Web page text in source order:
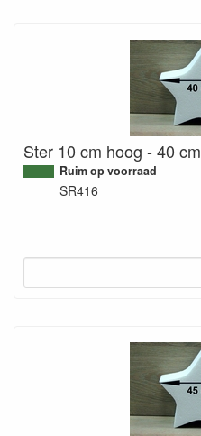
Ster 10 cm hoog - 40 cm
Ruim op voorraad
SR416